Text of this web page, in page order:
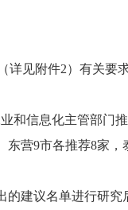
见附件2）有关要
信息化主管部门
营9市各推荐8家
建议名单进行研